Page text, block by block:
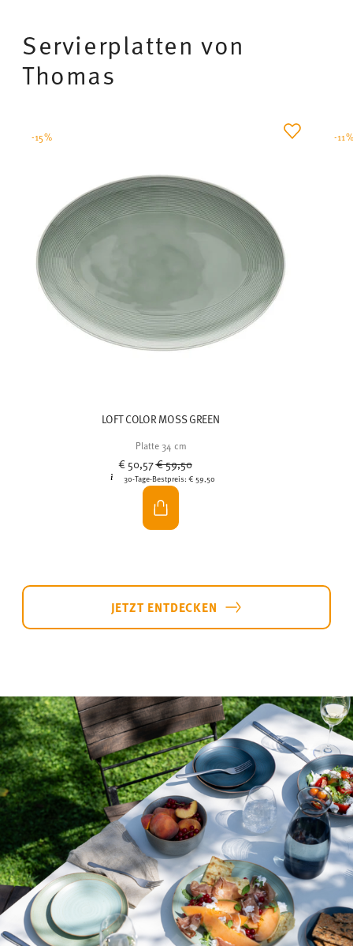
Servierplatten von
Thomas
LOFT COLOR MOSS GREEN
Platte 34 cm
€ 50,57Price reduced from
€ 59,50to
30-Tage-Bestpreis:€ 59,50
-15% -11%
JETZT ENTDECKEN